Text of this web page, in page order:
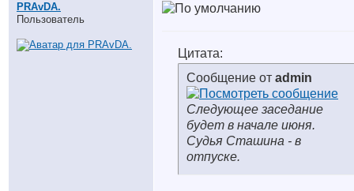
PRAvDA.
Пользователь
Цитата:
Сообщение от admin
Следующее заседание
будет в начале июня.
Судья Сташина - в
отпуске.